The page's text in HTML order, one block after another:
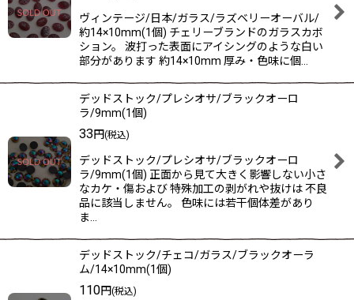
ヴィンテージ/日本/ガラス/ラズベリーオーバル/
約14×10mm(1個) チェリーブランドのガラスカボ
ション。 波打った表面にアイシングのような白い
部分があります 約14×10mm 厚み・色味に個…
デッドストック/プレシオサ/ブラックオーロ
ラ/9mm(1個)
33円(税込)
デッドストック/プレシオサ/ブラックオーロ
ラ/9mm(1個) 正面から見て大きく影響しない小さ
なカケ・傷および 特殊加工の剥がれや抜けは 不良
品に該当しません。 色味には若干個体差があり
ま…
デッドストック/チェコ/ガラス/ブラックオーラ
ム/14×10mm(1個)
110円(税込)